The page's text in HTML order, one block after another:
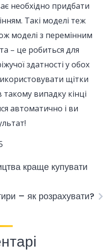
необхідно придбати
Такі моделі теж
моделі з перемінним
– це робиться для
здатності у обох
щітки
випадку кінці
автоматично і ви
краще купувати
– як розрахувати?